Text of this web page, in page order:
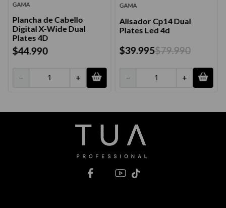
GAMA
Plancha de Cabello
Digital X-Wide Dual
Plates 4D
$44.990
＋
－
GAMA
Alisador Cp14 Dual
Plates Led 4d
$39.995$79.990
＋
－